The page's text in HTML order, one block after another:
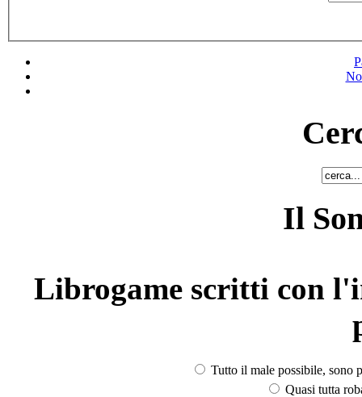
Il
Librogame scritti con
Tutto il male possibile, sono
Quasi tutta